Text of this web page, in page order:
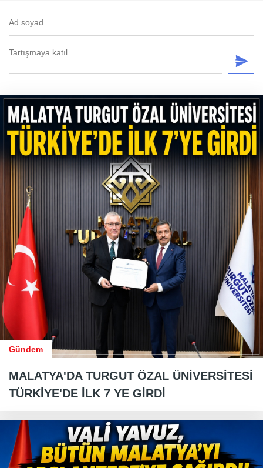
Gündem
MALATYA'DA TURGUT ÖZAL ÜNİVERSİTESİ
TÜRKİYE'DE İLK 7 YE GİRDİ